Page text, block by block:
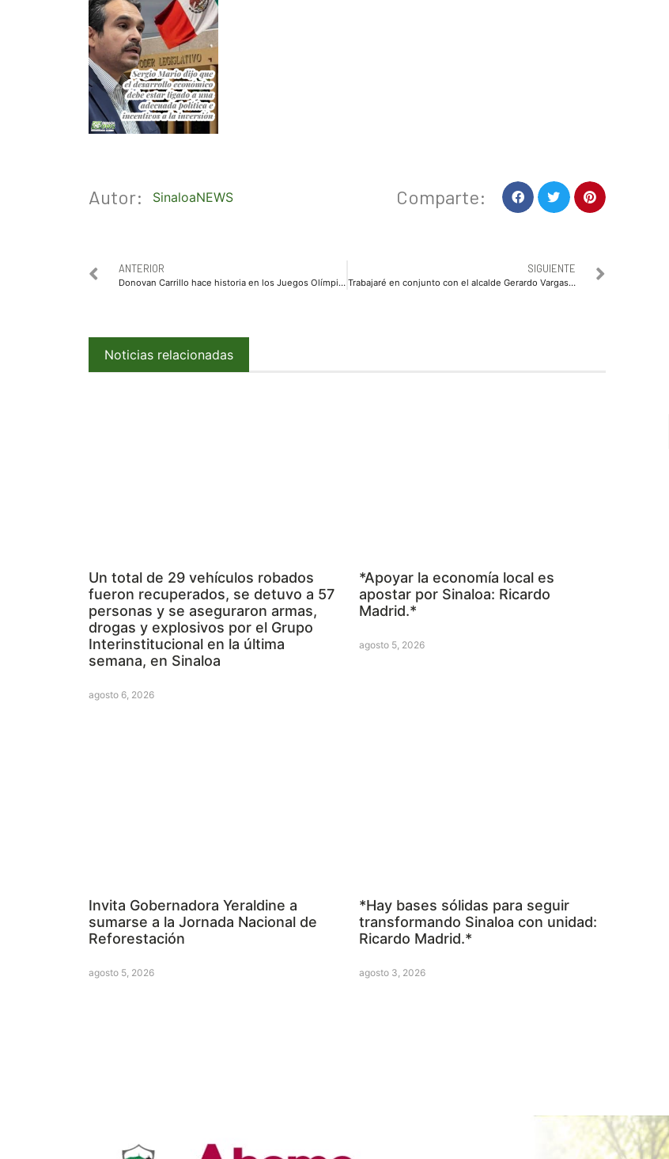
Autor: SinaloaNEWS Comparte:
ANTERIOR
Donovan Carrillo hace historia en los Juegos Olímpicos de Invierno
SIGUIENTE
Trabajaré en conjunto con el alcalde Gerardo Vargas Landeros, en beneficio de Topolobampo: Ulises Pinzón
Noticias relacionadas
Un total de 29 vehículos robados
fueron recuperados, se detuvo a 57
personas y se aseguraron armas,
drogas y explosivos por el Grupo
Interinstitucional en la última
semana, en Sinaloa
agosto 6, 2026
*Apoyar la economía local es
apostar por Sinaloa: Ricardo
Madrid.*
agosto 5, 2026
Invita Gobernadora Yeraldine a
sumarse a la Jornada Nacional de
Reforestación
agosto 5, 2026
*Hay bases sólidas para seguir
transformando Sinaloa con unidad:
Ricardo Madrid.*
agosto 3, 2026